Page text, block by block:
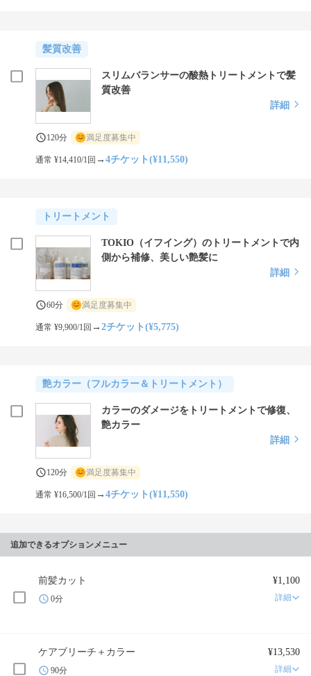
髪質改善
スリムバランサーの酸熱トリートメントで髪
質改善
詳細
120分 満足度募集中
通常 ¥14,410/1回 →4チケット(¥11,550)
トリートメント
TOKIO（イフイング）のトリートメントで内
側から補修、美しい艶髪に
詳細
60分 満足度募集中
通常 ¥9,900/1回 →2チケット(¥5,775)
艶カラー（フルカラー＆トリートメント）
カラーのダメージをトリートメントで修復、
艶カラー
詳細
120分 満足度募集中
通常 ¥16,500/1回 →4チケット(¥11,550)
追加できるオプションメニュー
前髪カット ¥1,100
0分 詳細
ケアブリーチ＋カラー ¥13,530
90分 詳細